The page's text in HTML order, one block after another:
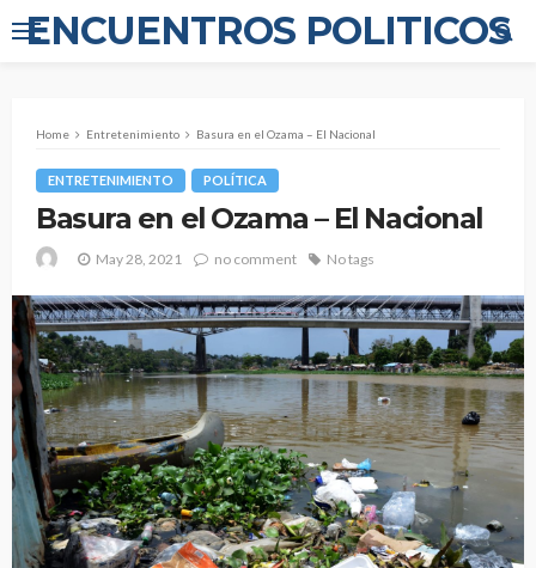
ENCUENTROS POLITICOS
Home Entretenimiento Basura en el Ozama – El Nacional
ENTRETENIMIENTO POLÍTICA
Basura en el Ozama – El Nacional
May 28, 2021 no comment No tags